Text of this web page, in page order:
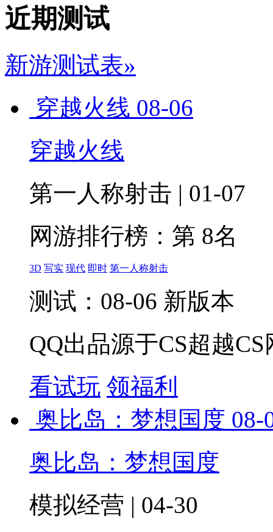
近期测试
新游测试表»
穿越火线 08-06
穿越火线
第一人称射击 | 01-07
网游排行榜： 第 8名
3D 写实 现代 即时 第一人称射击
测试：08-06 新版本
QQ出品源于CS超越CS
看试玩 领福利
奥比岛：梦想国度 08-
奥比岛：梦想国度
模拟经营 | 04-30